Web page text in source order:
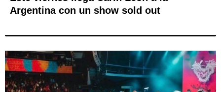
Argentina con un show sold out